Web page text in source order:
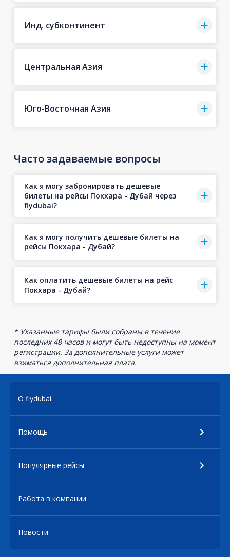
Инд. субконтинент
Центральная Азия
Юго-Восточная Азия
Часто задаваемые вопросы
Как я могу забронировать дешевые
билеты на рейсы Покхара - Дубай через
flydubai?
Как я могу получить дешевые билеты на
рейсы Покхара - Дубай?
Как оплатить дешевые билеты на рейс
Покхара - Дубай?
* Указанные тарифы были собраны в течение
последних 48 часов и могут быть недоступны на момент
регистрации. За дополнительные услуги может
взиматься дополнительная плата.
О flydubai
Помощь
Популярные рейсы
Работа в компании
Новости